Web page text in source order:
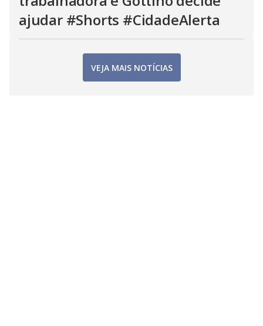
ajudar #Shorts #CidadeAlerta
VEJA MAIS NOTÍCIAS